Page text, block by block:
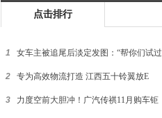
点击排行
1 女车主被追尾后淡定发图：“帮你们试过
2 专为高效物流打造 江西五十铃翼放E
3 力度空前大胆冲！广汽传祺11月购车钜